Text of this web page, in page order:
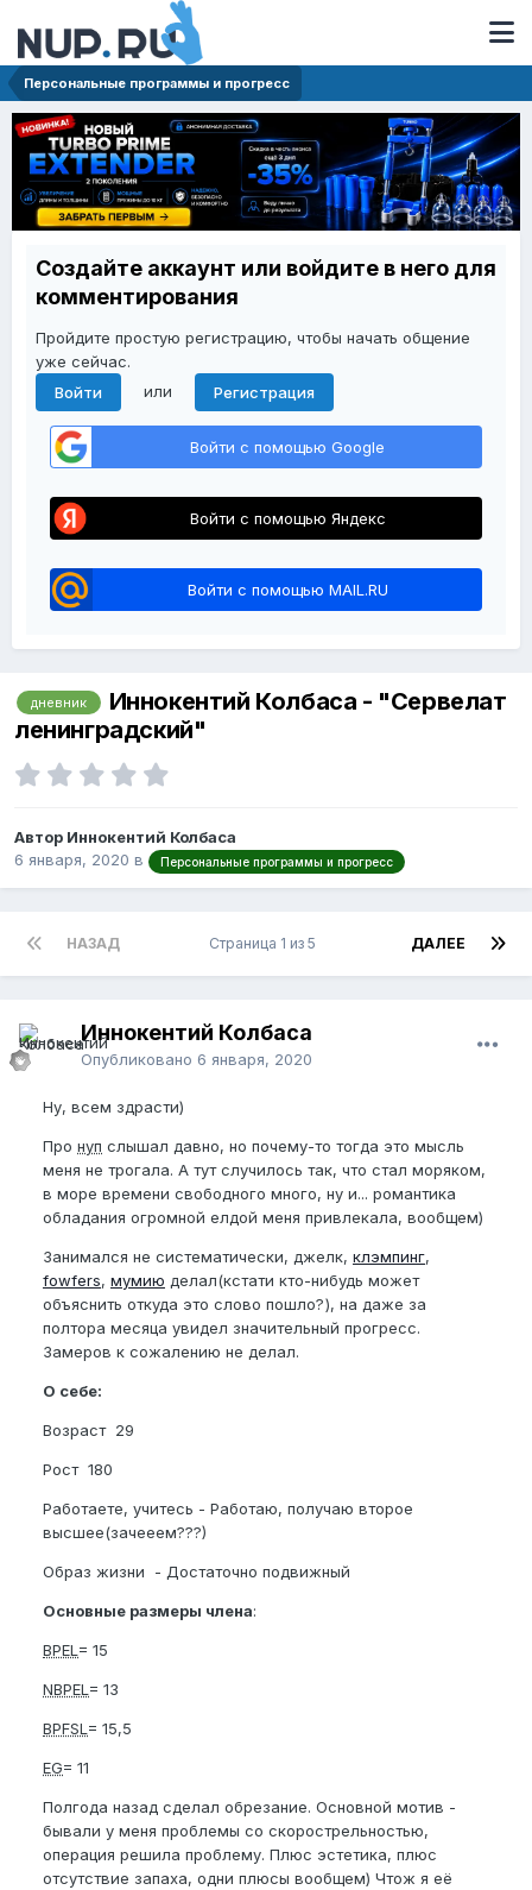
Персональные программы и прогресс
Создайте аккаунт или войдите в него для
комментирования
Пройдите простую регистрацию, чтобы начать общение
уже сейчас.
Войти
или Регистрация
Войти с помощью Google
Войти с помощью Яндекс
Войти с помощью MAIL.RU
дневник
Иннокентий Колбаса - "Сервелат
ленинградский"
Автор Иннокентий Колбаса
6 января, 2020 в Персональные программы и прогресс
НАЗАД ДАЛЕЕ
Страница 1 из 5
Иннокентий Колбаса
Опубликовано 6 января, 2020
Ну, всем здрасти)
Про нуп слышал давно, но почему-то тогда это мысль
меня не трогала. А тут случилось так, что стал моряком,
в море времени свободного много, ну и... романтика
обладания огромной елдой меня привлекала, вообщем)
Занимался не систематически, джелк, клэмпинг,
fowfers, мумию делал(кстати кто-нибудь может
объяснить откуда это слово пошло?), на даже за
полтора месяца увидел значительный прогресс.
Замеров к сожалению не делал.
О себе:
Возраст 29
Рост 180
Работаете, учитесь - Работаю, получаю второе
высшее(зачееем???)
Образ жизни - Достаточно подвижный
Основные размеры члена:
BPEL = 15
NBPEL = 13
BPFSL = 15,5
EG= 11
Полгода назад сделал обрезание. Основной мотив -
бывали у меня проблемы со скорострельностью,
операция решила проблему. Плюс эстетика, плюс
отсутствие запаха, одни плюсы вообщем) Чтож я её